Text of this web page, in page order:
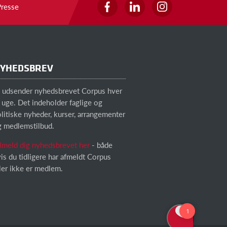
nyhedsbrevet Corpus hver
Det indeholder faglige og
nyheder, kurser, arrangementer
medlemstilbud.
dig nyhedsbrevet her- både
du tidligere har afmeldt Corpus
ikke er medlem.